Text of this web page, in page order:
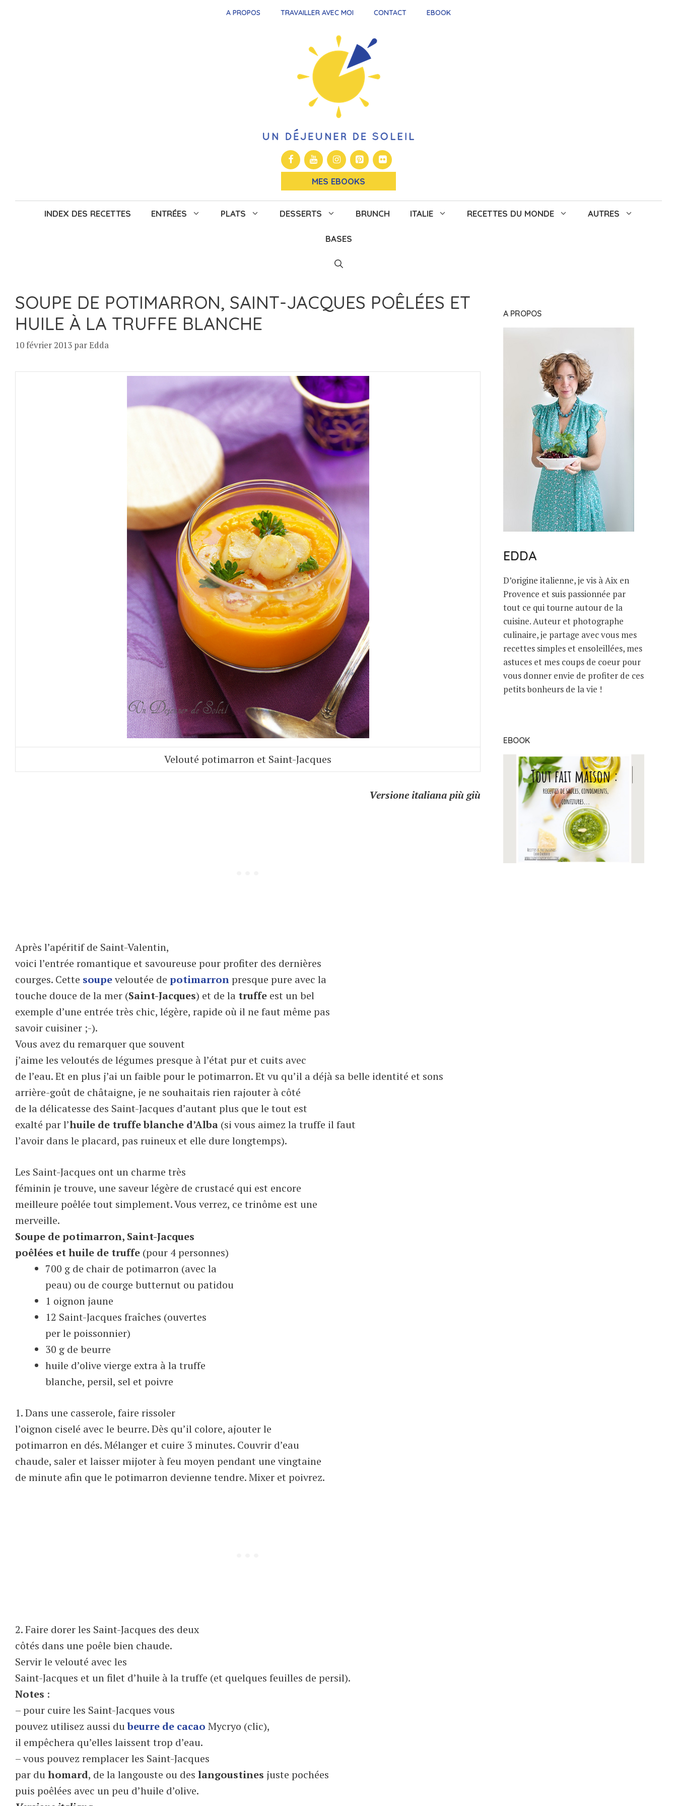
A PROPOS TRAVAILLER AVEC MOI CONTACT EBOOK
MES EBOOKS
INDEX DES RECETTES ENTRÉES PLATS DESSERTS BRUNCH ITALIE RECETTES DU MONDE AUTRES
BASES
SOUPE DE POTIMARRON, SAINT-JACQUES POÊLÉES ET
HUILE À LA TRUFFE BLANCHE
10 février 2013 parEdda
Velouté potimarron et Saint-Jacques
Versione italiana più giù
Après l’apéritif de Saint-Valentin,
voici l’entrée romantique et savoureuse pour profiter des dernières
courges. Cette soupeveloutée de potimarronpresque pure avec la
touche douce de la mer (Saint-Jacques) et de la truffe est un bel
exemple d’une entrée très chic, légère, rapide où il ne faut même pas
savoir cuisiner ;-).
Vous avez du remarquer que souvent
j’aime les veloutés de légumes presque à l’état pur et cuits avec
de l’eau. Et en plus j’ai un faible pour le potimarron. Et vu qu’il a déjà sa belle identité et sons
arrière-goût de châtaigne, je ne souhaitais rien rajouter à côté
de la délicatesse des Saint-Jacques d’autant plus que le tout est
exalté par l’huile de truffe blanche d’Alba (si vous aimez la truffe il faut
l’avoir dans le placard, pas ruineux et elle dure longtemps).
Les Saint-Jacques ont un charme très
féminin je trouve, une saveur légère de crustacé qui est encore
meilleure poêlée tout simplement. Vous verrez, ce trinôme est une
merveille.
Soupe de potimarron, Saint-Jacques
poêlées et huile de truffe (pour 4 personnes)
700 g de chair de potimarron (avec la
peau) ou de courge butternut ou patidou
1 oignon jaune
12 Saint-Jacques fraîches (ouvertes
per le poissonnier)
30 g de beurre
huile d’olive vierge extra à la truffe
blanche, persil, sel et poivre
1. Dans une casserole, faire rissoler
l’oignon ciselé avec le beurre. Dès qu’il colore, ajouter le
potimarron en dés. Mélanger et cuire 3 minutes. Couvrir d’eau
chaude, saler et laisser mijoter à feu moyen pendant une vingtaine
de minute afin que le potimarron devienne tendre. Mixer et poivrez.
2. Faire dorer les Saint-Jacques des deux
côtés dans une poêle bien chaude.
Servir le velouté avec les
Saint-Jacques et un filet d’huile à la truffe (et quelques feuilles de persil).
Notes :
– pour cuire les Saint-Jacques vous
pouvez utilisez aussi dubeurre de cacao Mycryo (clic),
il empêchera qu’elles laissent trop d’eau.
– vous pouvez remplacer les Saint-Jacques
par du homard, de la langouste ou des langoustines juste pochées
puis poêlées avec un peu d’huile d’olive.
A PROPOS
EDDA
D’origine italienne, je vis à Aix en
Provence et suis passionnée par
tout ce qui tourne autour de la
cuisine. Auteur et photographe
culinaire, je partage avec vous mes
recettes simples et ensoleillées, mes
astuces et mes coups de coeur pour
vous donner envie de profiter de ces
petits bonheurs de la vie !
EBOOK